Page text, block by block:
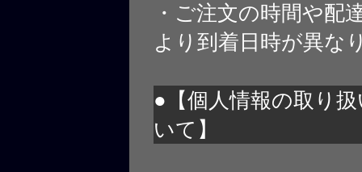
・ご注文の時間や配
より到着日時が異な
●【個人情報の取り
いて】